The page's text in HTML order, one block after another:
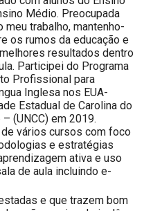
Médio. Preocupada
meu trabalho, mantenho-
os rumos da educação e
resultados dentro
Participei do Programa
Profissional para
Inglesa nos EUA-
Estadual de Carolina do
(UNCC) em 2019.
vários cursos com foco
e estratégias
ativa e uso
de aula incluindo e-
e que trazem bom